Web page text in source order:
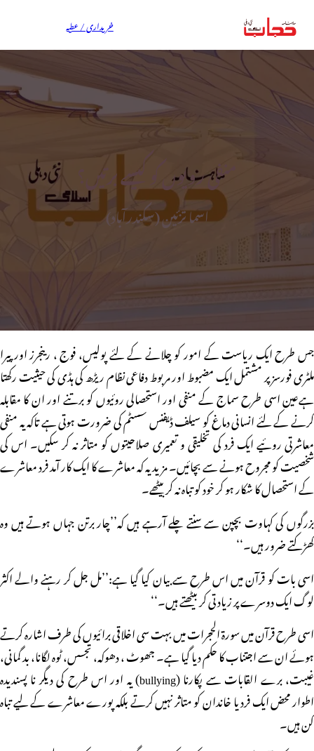
خریداری / عطیہ
منفی رویوں کو کیسے برتیں؟‎
اسما تزئین (سکندرآباد)
جس طرح ایک ریاست کے امور کو چلانے کے لئے پولیس، فوج ، رینجرز اور پیرا
ملٹری فورسز پر مشتمل ایک مضبوط اور مربوط دفاعی نظام ریڑھ کی ہڈی کی حیثیت رکھتا
ہےعین اسی طرح سماج کے منفی اور استحصالی روئیوں کو برتنے اور ان کا مقابلہ
کرنے کے لئے انسانی دماغ کو سیلف ڈیفنس سسٹم کی ضرورت ہوتی ہے تاکہ یہ منفی
معاشرتی روئیے ایک فرد کی تخلیقی و تعمیری صلاحیتوں کو متاثر نہ کر سکیں۔ اس کی
شخصیت کو مجروح ہونے سے بچائیں۔ مزید یہ کہ معاشرے کا ایک کار آمد فرد معاشرے
کے استحصال کا شکار ہو کر خود کو تباہ نہ کر بیٹھے۔
بزرگوں کی کہاوت بچپن سے سنتے چلے آرہے ہیں کہ’’چار برتن جہاں ہوتے ہیں وہ
کھڑکتے ضرور ہیں۔‘‘
اسی بات کو قرآن میں اس طرح سے بیان کیا گیا ہے:’’مل جل کر رہنے والے اکثر
لوگ ایک دوسرے پر زیادتی کر بیٹھتے ہیں۔‘‘
اسی طرح قرآن میں سورۃ الحجرات میں بہت سی اخلاقی برائیوں کی طرف اشارہ کرتے
ہوئے ان سے اجتناب کا حکم دیا گیا ہے۔ جھوٹ ، دھوکہ، تجسس، ٹوہ لگانا، بد گمانی،
غیبت، برے القابات سے پکارنا (bullying) یہ اور اس طرح کی دیگر نا پسندیدہ
اطوار محض ایک فرد یا خاندان کو متاثر نہیں کرتے بلکہ پورے معاشرے کے لیے تباہ
کن ہیں۔